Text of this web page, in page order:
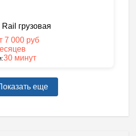
грузовая
7 000 руб
30 минут
еще